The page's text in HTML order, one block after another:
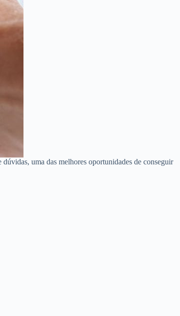
uma das melhores oportunidades de conseguir